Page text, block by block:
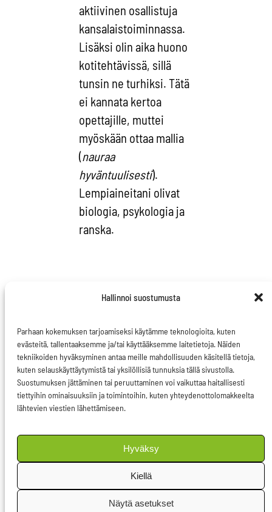
Hallinnoi suostumusta
Parhaan kokemuksen tarjoamiseksi käytämme teknologioita, kuten
evästeitä, tallentaaksemme ja/tai käyttääksemme laitetietoja. Näiden
tekniikoiden hyväksyminen antaa meille mahdollisuuden käsitellä tietoja,
kuten selauskäyttäytymistä tai yksilöllisiä tunnuksia tällä sivustolla.
Suostumuksen jättäminen tai peruuttaminen voi vaikuttaa haitallisesti
tiettyihin ominaisuuksiin ja toimintoihin, kuten yhteydenottolomakkeelta
lähtevien viestien lähettämiseen.
Hyväksy
Kiellä
Näytä asetukset
aktiivinen osallistuja
kansalaistoiminnassa.
Lisäksi olin aika huono
kotitehtävissä, sillä
tunsin ne turhiksi. Tätä
ei kannata kertoa
opettajille, muttei
myöskään ottaa mallia
(nauraa
hyväntuulisesti).
Lempiaineitani olivat
biologia, psykologia ja
ranska.
ammatti
lukiolaisena?
Halusin etologiksi.
Etologia on siis
biologian tieteenhaara,
käyttäytymistä. Lähdin
kuitenkin lukion jälkeen
opiskelemaan
kauppakorkeakouluun